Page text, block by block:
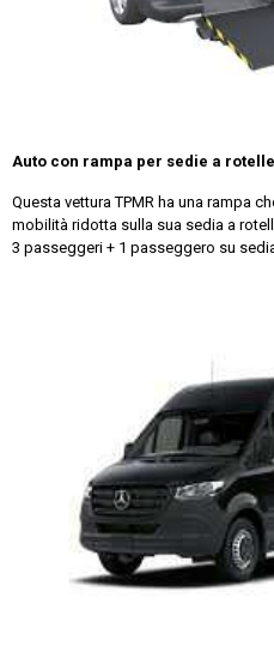
Auto con rampa per sedie a rotelle
Questa vettura TPMR ha una rampa
mobilità ridotta sulla sua sedia a
3 passeggeri + 1 passeggero su